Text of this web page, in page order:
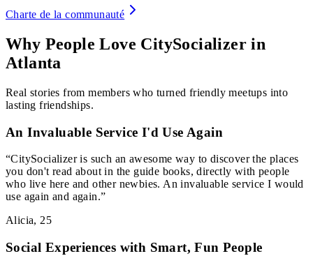
Charte de la communauté
Why People Love CitySocializer in
Atlanta
Real stories from members who turned friendly meetups into
lasting friendships.
An Invaluable Service I'd Use Again
“CitySocializer is such an awesome way to discover the places
you don't read about in the guide books, directly with people
who live here and other newbies. An invaluable service I would
use again and again.”
Alicia,25
Social Experiences with Smart, Fun People